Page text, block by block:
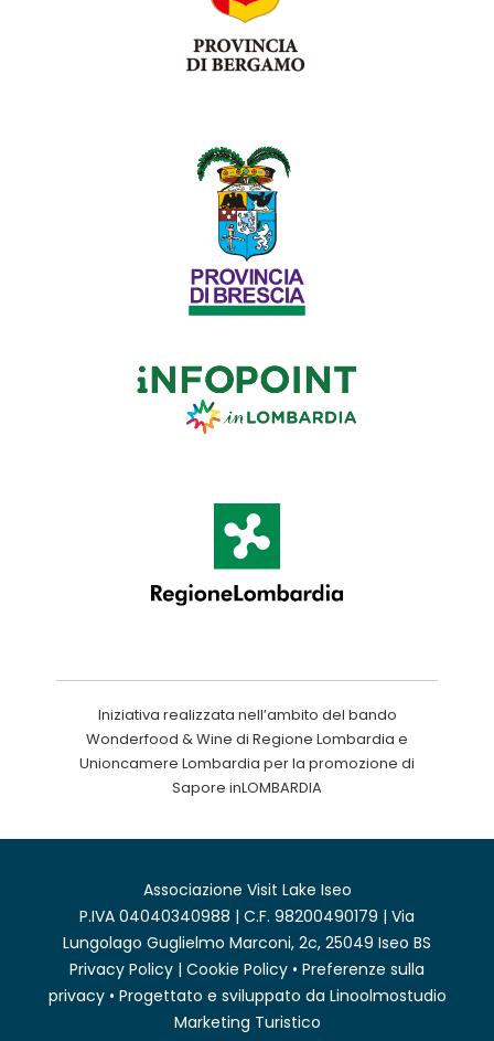
Iniziativa realizzata nell’ambito del bando
Wonderfood & Wine di Regione Lombardia e
Unioncamere Lombardia per la promozione di
Sapore inLOMBARDIA
Associazione Visit Lake Iseo
P.IVA 04040340988 | C.F. 98200490179 | Via
Lungolago Guglielmo Marconi, 2c, 25049 Iseo BS
Privacy Policy | Cookie Policy • Preferenze sulla
privacy• Progettato e sviluppato da Linoolmostudio
Marketing Turistico